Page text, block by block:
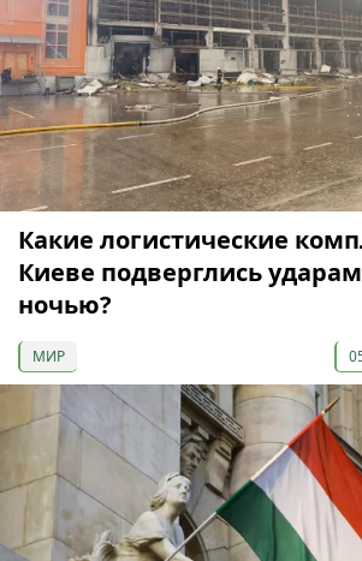
Какие логистические
Киеве подверглись
ночью?
МИР